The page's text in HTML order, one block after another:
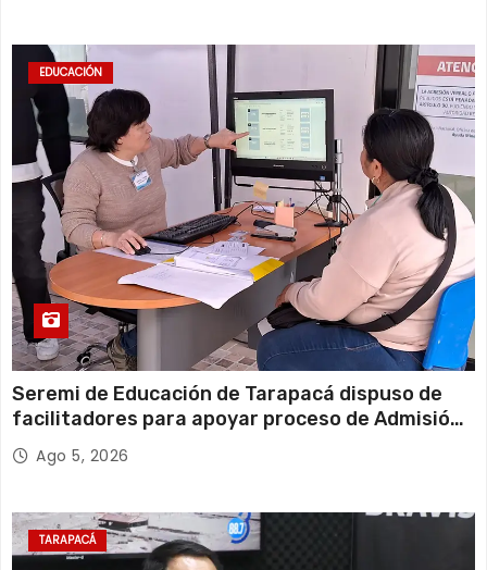
EDUCACIÓN
Seremi de Educación de Tarapacá dispuso de
facilitadores para apoyar proceso de Admisión
Escolar 2027
Ago 5, 2026
TARAPACÁ